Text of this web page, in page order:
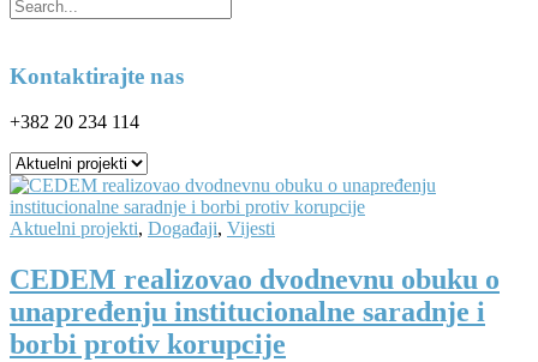
Kontaktirajte nas
+382 20 234 114
Aktuelni projekti, Događaji, Vijesti
CEDEM realizovao dvodnevnu obuku o
unapređenju institucionalne saradnje i
borbi protiv korupcije